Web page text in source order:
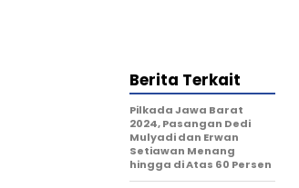
Berita Terkait
Pilkada Jawa Barat
2024, Pasangan Dedi
Mulyadi dan Erwan
Setiawan Menang
hingga di Atas 60 Persen